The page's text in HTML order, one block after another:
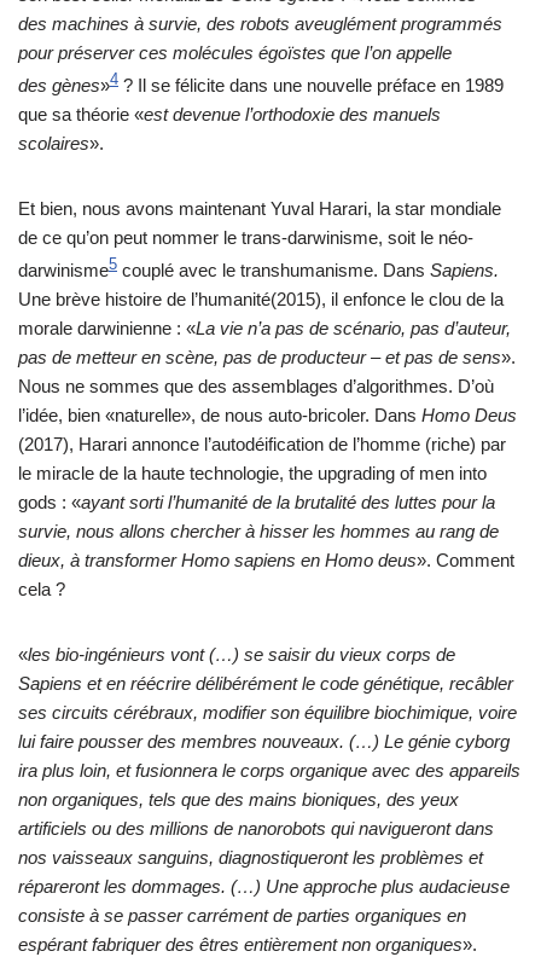
des machines à survie, des robots aveuglément programmés
pour préserver ces molécules égoïstes que l’on appelle
des gènes»4 ? Il se félicite dans une nouvelle préface en 1989
que sa théorie «est devenue l’orthodoxie des manuels
scolaires».
Et bien, nous avons maintenant Yuval Harari, la star mondiale
de ce qu’on peut nommer le trans-darwinisme, soit le néo-
darwinisme5 couplé avec le transhumanisme. Dans Sapiens.
Une brève histoire de l’humanité(2015), il enfonce le clou de la
morale darwinienne : «La vie n’a pas de scénario, pas d’auteur,
pas de metteur en scène, pas de producteur – et pas de sens».
Nous ne sommes que des assemblages d’algorithmes. D’où
l’idée, bien «naturelle», de nous auto-bricoler. Dans Homo Deus
(2017), Harari annonce l’autodéification de l’homme (riche) par
le miracle de la haute technologie, the upgrading of men into
gods : «ayant sorti l’humanité de la brutalité des luttes pour la
survie, nous allons chercher à hisser les hommes au rang de
dieux, à transformer Homo sapiens en Homo deus». Comment
cela ?
«les bio-ingénieurs vont(…) se saisir du vieux corps de
Sapiens et en réécrire délibérément le code génétique, recâbler
ses circuits cérébraux, modifier son équilibre biochimique, voire
lui faire pousser des membres nouveaux. (…) Le génie cyborg
ira plus loin, et fusionnera le corps organique avec des appareils
non organiques, tels que des mains bioniques, des yeux
artificiels ou des millions de nanorobots qui navigueront dans
nos vaisseaux sanguins, diagnostiqueront les problèmes et
répareront les dommages. (…) Une approche plus audacieuse
consiste à se passer carrément de parties organiques en
espérant fabriquer des êtres entièrement non organiques».